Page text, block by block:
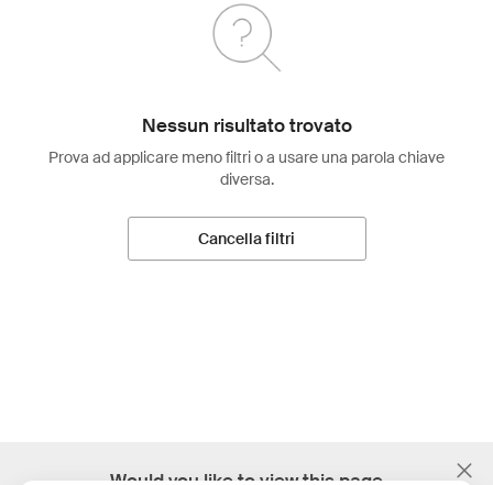
Nessun risultato trovato
Prova ad applicare meno filtri o a usare una parola chiave
diversa.
Cancella filtri